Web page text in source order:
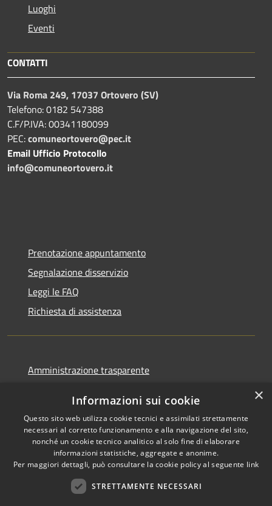
Luoghi
Eventi
CONTATTI
Via Roma 249, 17037 Ortovero (SV)
Telefono: 0182 547388
C.F/P.IVA: 00341180099
PEC:comuneortovero@pec.it
Email Ufficio Protocollo
info@comuneortovero.it
Prenotazione appuntamento
Segnalazione disservizio
Leggi le FAQ
Richiesta di assistenza
Amministrazione trasparente
Dichiarazione di accessibilità
Copyright © 2026 • Comune di
×
Informazioni sui cookie
Questo sito web utilizza cookie tecnici e assimilati strettamente
necessari al corretto funzionamento e alla navigazione del sito,
nonché un cookie tecnico analitico al solo fine di elaborare
informazioni statistiche, aggregate e anonime.
Per maggiori dettagli, può consultare la cookie policy al seguente link
STRETTAMENTE NECESSARI